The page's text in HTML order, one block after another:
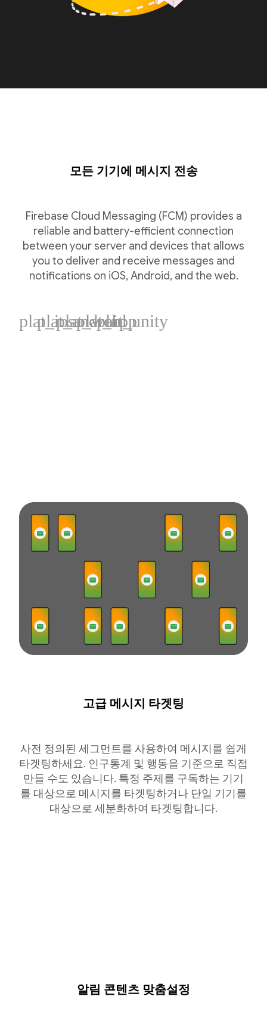
모든 기기에 메시지 전송
Firebase Cloud Messaging (FCM) provides a
reliable and battery-efficient connection
between your server and devices that allows
you to deliver and receive messages and
notifications on iOS, Android, and the web.
plat_ios
plat_android
plat_web
plat_cpp
plat_unity
고급 메시지 타겟팅
사전 정의된 세그먼트를 사용하여 메시지를 쉽게
타겟팅하세요. 인구통계 및 행동을 기준으로 직접
만들 수도 있습니다. 특정 주제를 구독하는 기기
를 대상으로 메시지를 타겟팅하거나 단일 기기를
대상으로 세분화하여 타겟팅합니다.
알림 콘텐츠 맞춤설정